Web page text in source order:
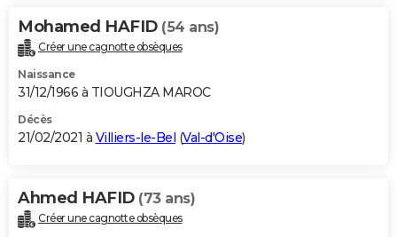
Mohamed HAFID (54 ans)
Créer une cagnotte obsèques
Naissance
31/12/1966 à TIOUGHZA MAROC
Décès
21/02/2021 à Villiers-le-Bel (Val-d'Oise)
Ahmed HAFID (73 ans)
Créer une cagnotte obsèques